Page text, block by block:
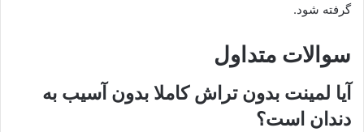
گرفته شود.
سوالات متداول
آیا لمینت بدون تراش کاملا بدون آسیب به
دندان است؟